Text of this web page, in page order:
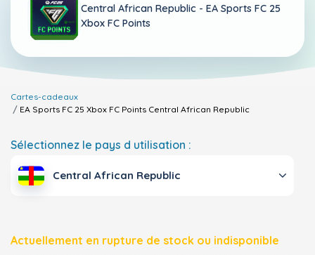
Central African Republic - EA Sports FC 25
Xbox FC Points
Cartes-cadeaux
EA Sports FC 25 Xbox FC Points Central African Republic
Sélectionnez le pays d utilisation :
Central African Republic
Actuellement en rupture de stock ou indisponible